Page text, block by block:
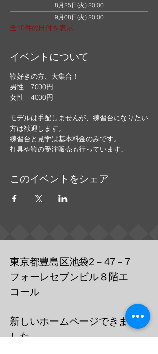
8月25日(火) 20:00
9月08日(火) 20:00
全10件の日付を表示
イベントについて
鞭好きの方、大集合！
男性　7000円
女性　4000円
モデルは手配しませんが、練習台になりたい
方は歓迎します。
練習台と見学は基本料金のみです。
打具や鞭の受注販売も行っています。
このイベントをシェア
東京都豊島区池袋2－47－7
フォーレセブンビル８階エ
コール
​新しいホームページできま
した